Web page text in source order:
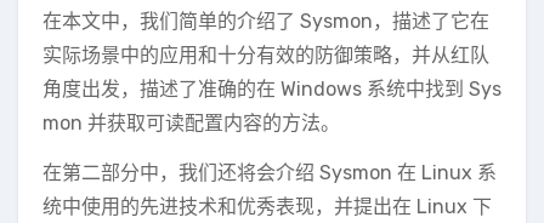
在本文中，我们简单的介绍了 Sysmon，描述了它在
实际场景中的应用和十分有效的防御策略，并从红队
角度出发，描述了准确的在 Windows 系统中找到 Sys
mon 并获取可读配置内容的方法。
在第二部分中，我们还将会介绍 Sysmon 在 Linux 系
统中使用的先进技术和优秀表现，并提出在 Linux 下